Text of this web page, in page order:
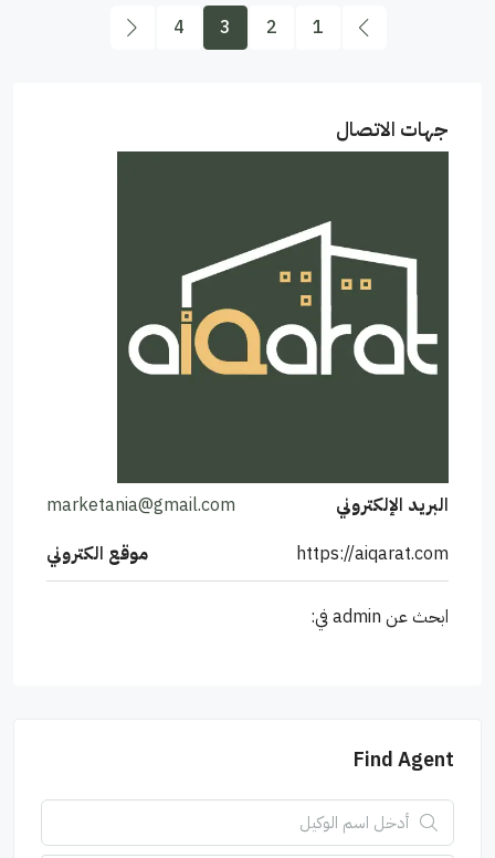
1
2
3
4
جهات الاتصال
البريد الإلكتروني
marketania@gmail.com
موقع الكتروني
https://aiqarat.com
ابحث عن admin في:
Find Agent